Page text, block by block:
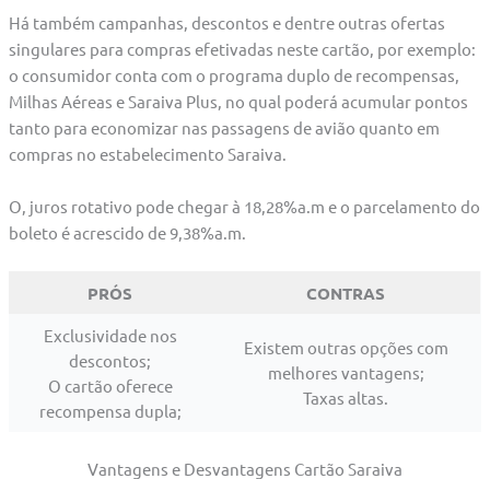
Há também campanhas, descontos e dentre outras ofertas
singulares para compras efetivadas neste cartão, por exemplo:
o consumidor conta com o programa duplo de recompensas,
Milhas Aéreas e Saraiva Plus, no qual poderá acumular pontos
tanto para economizar nas passagens de avião quanto em
compras no estabelecimento Saraiva.
O, juros rotativo pode chegar à 18,28%a.m e o parcelamento do
boleto é acrescido de 9,38%a.m.
PRÓS CONTRAS
Exclusividade nos
descontos;
O cartão oferece
recompensa dupla;
Existem outras opções com
melhores vantagens;
Taxas altas.
Vantagens e Desvantagens Cartão Saraiva